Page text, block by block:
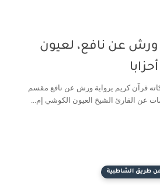
ورش عن نافع، لعيون
قرآن كريم يرواية ورش عن نافع مقسم
عن القارئ الشيخ العيون الكوشي إم...
طريق الشاطبية